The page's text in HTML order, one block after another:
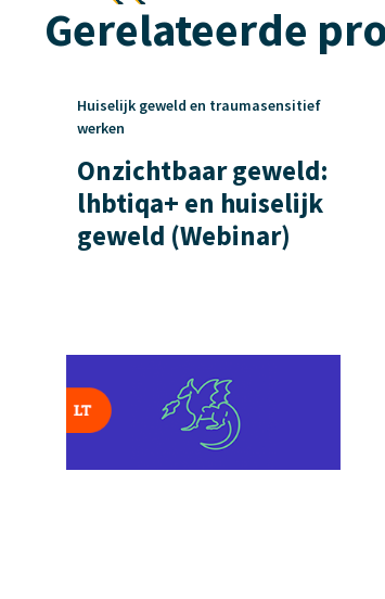
Gerelateerde
Onzichtbaar geweld:
lhbtiqa+ en huiselijk
geweld (Webinar)
Huiselijk geweld en traumasensitief
werken